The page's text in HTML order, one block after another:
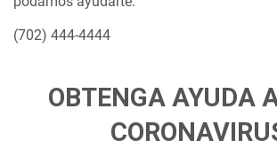
(702) 444-4444
OBTENGA AYUDA